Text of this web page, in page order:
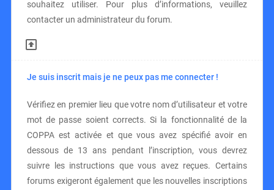
souhaitez utiliser. Pour plus d’informations, veuillez
contacter un administrateur du forum.
Je suis inscrit mais je ne peux pas me connecter !
Vérifiez en premier lieu que votre nom d’utilisateur et votre
mot de passe soient corrects. Si la fonctionnalité de la
COPPA est activée et que vous avez spécifié avoir en
dessous de 13 ans pendant l’inscription, vous devrez
suivre les instructions que vous avez reçues. Certains
forums exigeront également que les nouvelles inscriptions